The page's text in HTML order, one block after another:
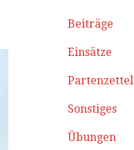
Beiträge
Einsätze
Partenzettel
Sonstiges
Übungen